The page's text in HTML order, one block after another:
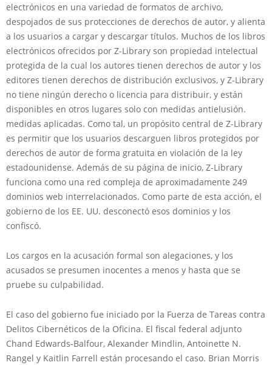
electrónicos en una variedad de formatos de archivo,
despojados de sus protecciones de derechos de autor, y alienta
a los usuarios a cargar y descargar títulos. Muchos de los libros
electrónicos ofrecidos por Z-Library son propiedad intelectual
protegida de la cual los autores tienen derechos de autor y los
editores tienen derechos de distribución exclusivos, y Z-Library
no tiene ningún derecho o licencia para distribuir, y están
disponibles en otros lugares solo con medidas antielusión.
medidas aplicadas. Como tal, un propósito central de Z-Library
es permitir que los usuarios descarguen libros protegidos por
derechos de autor de forma gratuita en violación de la ley
estadounidense. Además de su página de inicio, Z-Library
funciona como una red compleja de aproximadamente 249
dominios web interrelacionados. Como parte de esta acción, el
gobierno de los EE. UU. desconectó esos dominios y los
confiscó.
Los cargos en la acusación formal son alegaciones, y los
acusados ​​se presumen inocentes a menos y hasta que se
pruebe su culpabilidad.
El caso del gobierno fue iniciado por la Fuerza de Tareas contra
Delitos Cibernéticos de la Oficina. El fiscal federal adjunto
Chand Edwards-Balfour, Alexander Mindlin, Antoinette N.
Rangel y Kaitlin Farrell están procesando el caso. Brian Morris